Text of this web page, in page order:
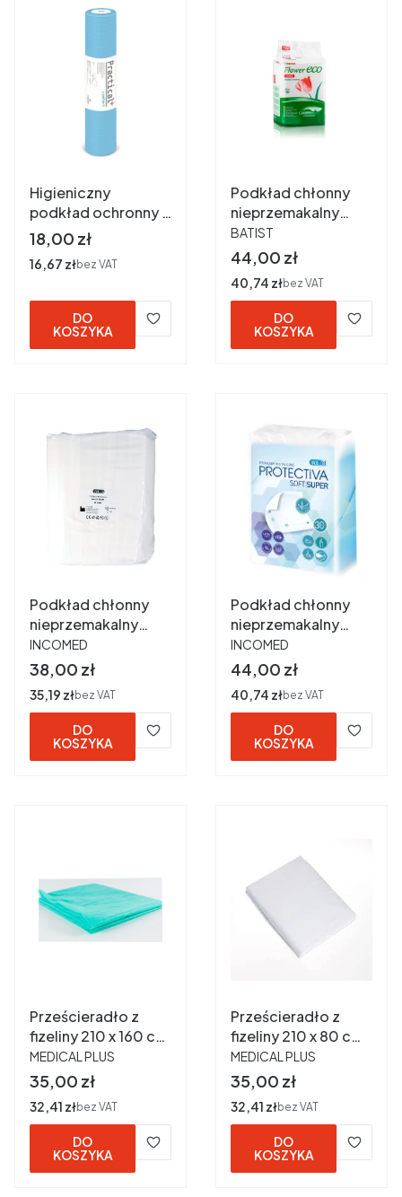
Higieniczny
podkład ochronny -
podfoliowany 50cm
x50 cm a 40 m -
niebieski
Cena
18,00 zł
Cena
16,67 złbez VAT
DO
KOSZYKA
Podkład chłonny
nieprzemakalny
FLOWER eco
90x60cm a 25 szt
PRODUCENT
BATIST
Cena
44,00 zł
Cena
40,74 złbez VAT
DO
KOSZYKA
Podkład chłonny
nieprzemakalny
PROTECTIVA
CLASIC 90x60cm a
30 szt
PRODUCENT
INCOMED
Cena
38,00 zł
Cena
35,19 złbez VAT
DO
KOSZYKA
Podkład chłonny
nieprzemakalny
PROTECTIVA SOFT
SUPER 90x60cm a
30 szt
PRODUCENT
INCOMED
Cena
44,00 zł
Cena
40,74 złbez VAT
DO
KOSZYKA
Prześcieradło z
fizeliny 210 x 160 cm
zielone a 10 szt
PRODUCENT
MEDICAL PLUS
Cena
35,00 zł
Cena
32,41 złbez VAT
DO
KOSZYKA
Prześcieradło z
fizeliny 210 x 80 cm
białe a 10 szt.
PRODUCENT
MEDICAL PLUS
Cena
35,00 zł
Cena
32,41 złbez VAT
DO
KOSZYKA